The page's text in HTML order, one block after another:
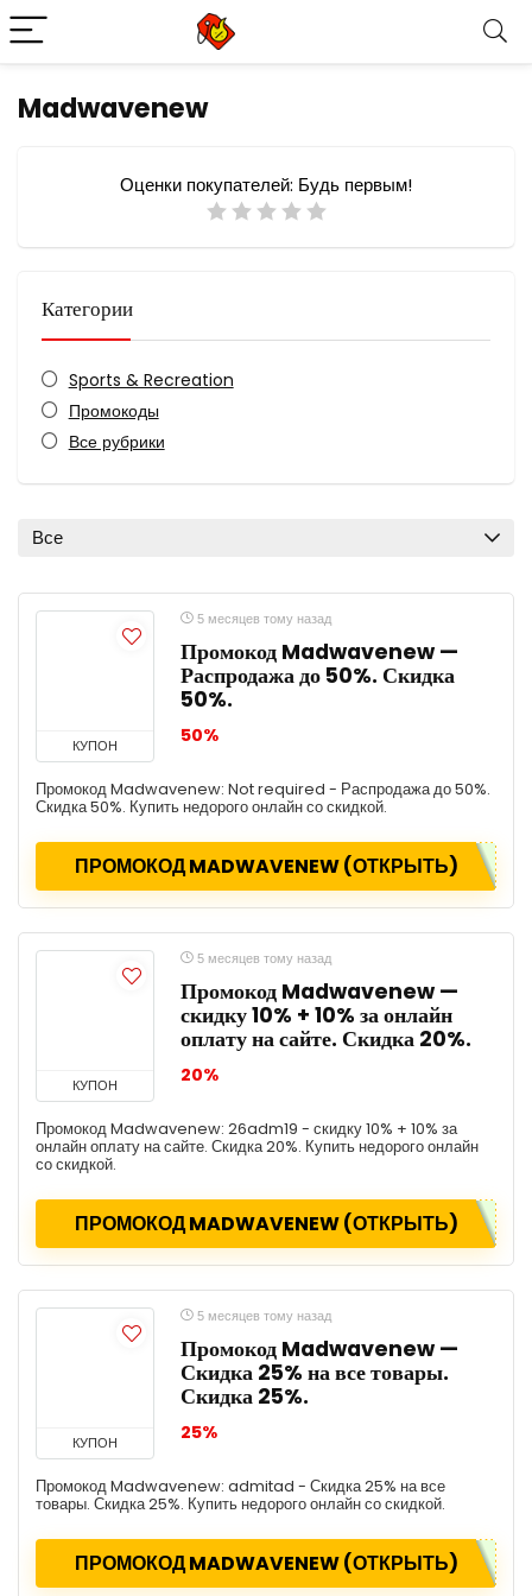
Madwavenew
Оценки покупателей: Будь первым!
Категории
Sports & Recreation
Промокоды
Все рубрики
Все
КУПОН
5 месяцев тому назад
Промокод Madwavenew —
Распродажа до 50%. Скидка
50%.
50%
Промокод Madwavenew: Not required - Распродажа до 50%.
Скидка 50%. Купить недорого онлайн со скидкой.
ПРОМОКОД MADWAVENEW (ОТКРЫТЬ)
КУПОН
5 месяцев тому назад
Промокод Madwavenew —
скидку 10% + 10% за онлайн
оплату на сайте. Скидка 20%.
20%
Промокод Madwavenew: 26adm19 - скидку 10% + 10% за
онлайн оплату на сайте. Скидка 20%. Купить недорого онлайн
со скидкой.
ПРОМОКОД MADWAVENEW (ОТКРЫТЬ)
КУПОН
5 месяцев тому назад
Промокод Madwavenew —
Скидка 25% на все товары.
Скидка 25%.
25%
Промокод Madwavenew: admitad - Скидка 25% на все
товары. Скидка 25%. Купить недорого онлайн со скидкой.
ПРОМОКОД MADWAVENEW (ОТКРЫТЬ)